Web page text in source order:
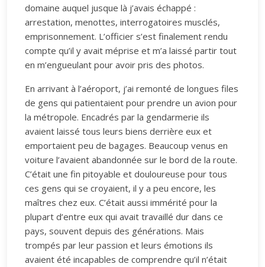
domaine auquel jusque là j’avais échappé :
arrestation, menottes, interrogatoires musclés,
emprisonnement. L’officier s’est finalement rendu
compte qu’il y avait méprise et m’a laissé partir tout
en m’engueulant pour avoir pris des photos.
En arrivant à l’aéroport, j’ai remonté de longues files
de gens qui patientaient pour prendre un avion pour
la métropole. Encadrés par la gendarmerie ils
avaient laissé tous leurs biens derrière eux et
emportaient peu de bagages. Beaucoup venus en
voiture l’avaient abandonnée sur le bord de la route.
C’était une fin pitoyable et douloureuse pour tous
ces gens qui se croyaient, il y a peu encore, les
maîtres chez eux. C’était aussi immérité pour la
plupart d’entre eux qui avait travaillé dur dans ce
pays, souvent depuis des générations. Mais
trompés par leur passion et leurs émotions ils
avaient été incapables de comprendre qu’il n’était